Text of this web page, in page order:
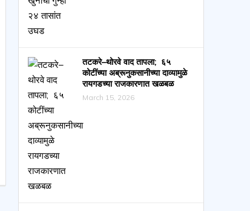
तटकरे–थोरवे वाद तापला; ६५
कोटींच्या अब्रूनुकसानीच्या दाव्यामुळे
रायगडच्या राजकारणात खळबळ
March 15, 2026